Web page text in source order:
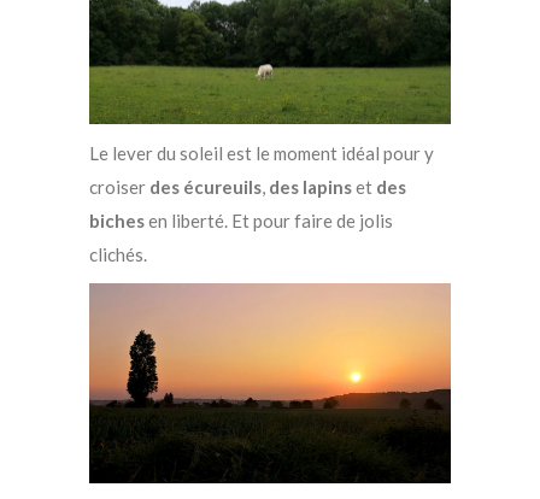
Le lever du soleil est le moment idéal pour y
croiser des écureuils, des lapinset des
bichesen liberté. Et pour faire de jolis
clichés.